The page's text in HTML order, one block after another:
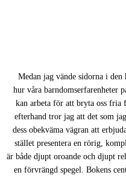
Medan jag vände sidorna i
hur våra barndomserfarenheter
kan arbeta för att bryta oss fria
efterhand tror jag att det som
dess obekväma vägran att
stället presentera en rörig,
är både djupt oroande och djupt
en förvrängd spegel. Bokens